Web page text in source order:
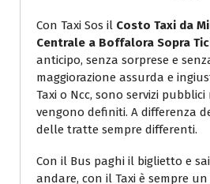
Con Taxi Sos il Costo Taxi da
Centrale a Boffalora Sopra
anticipo, senza sorprese e
maggiorazione assurda e
Taxi o Ncc, sono servizi
vengono definiti. A differenza
delle tratte sempre differenti.
Con il Bus paghi il biglietto e
andare, con il Taxi è sempre